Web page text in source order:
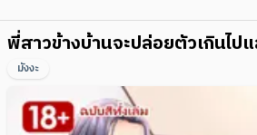
พี่สาวข้างบ้านจะปล่อยตัวเกินไป
มังงะ